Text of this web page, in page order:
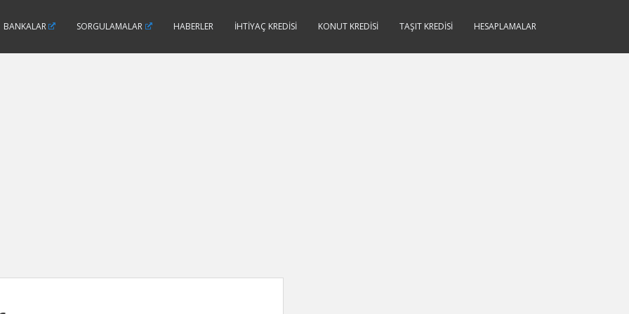
BANKALAR SORGULAMALAR HABERLER İHTIYAÇ KREDISI KONUT KREDISI TAŞIT KREDISI HESAPLAMALAR